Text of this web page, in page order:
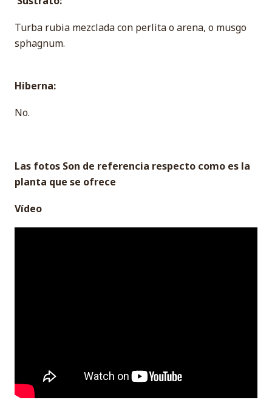
Turba rubia mezclada con perlita o arena, o musgo
sphagnum.
Hiberna:
No.
Las fotos Son de referencia respecto como es la
planta que se ofrece
Vídeo